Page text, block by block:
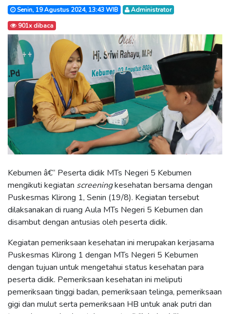
Senin, 19 Agustus 2024, 13:43 WIB
Administrator
901x dibaca
Kebumen â€“ Peserta didik MTs Negeri 5 Kebumen
mengikuti kegiatan screeningkesehatan bersama dengan
Puskesmas Klirong 1, Senin (19/8). Kegiatan tersebut
dilaksanakan di ruang Aula MTs Negeri 5 Kebumen dan
disambut dengan antusias oleh peserta didik.
Kegiatan pemeriksaan kesehatan ini merupakan kerjasama
Puskesmas Klirong 1 dengan MTs Negeri 5 Kebumen
dengan tujuan untuk mengetahui status kesehatan para
peserta didik. Pemeriksaan kesehatan ini meliputi
pemeriksaan tinggi badan, pemeriksaan telinga, pemeriksaan
gigi dan mulut serta pemeriksaan HB untuk anak putri dan